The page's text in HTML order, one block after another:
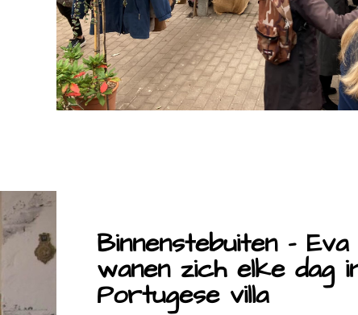
Binnenstebuiten -
wanen zich elke dag
Portugese villa